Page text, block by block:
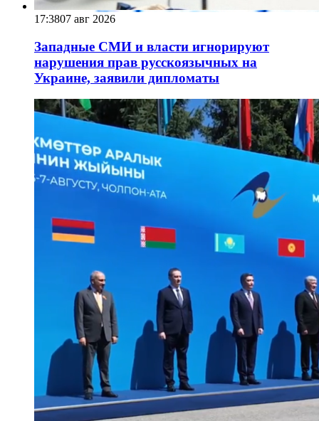
17:3807 авг 2026
Западные СМИ и власти игнорируют
нарушения прав русскоязычных на
Украине, заявили дипломаты